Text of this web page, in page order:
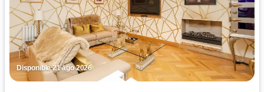
Disponible 21 ago 2026